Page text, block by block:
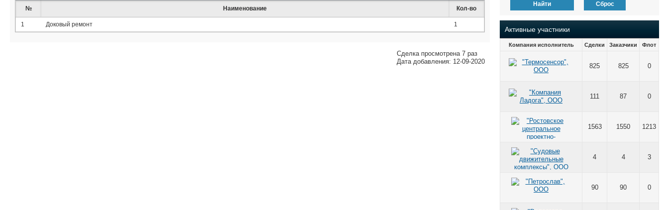
№ Наименование Кол-во
1 Доковый ремонт 1
Сделка просмотрена 7 раз
Дата добавления: 12-09-2020
Найти Сброс
Активные участники
Компания исполнитель Сделки Заказчики Флот
825 825 0
111 87 0
1563 1550 1213
4 4 3
90 90 0